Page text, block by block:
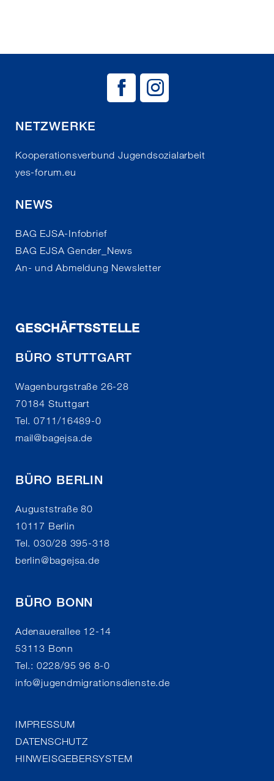
NETZWERKE
Kooperationsverbund Jugendsozialarbeit
yes-forum.eu
NEWS
BAG EJSA-Infobrief
BAG EJSA Gender_News
An- und Abmeldung Newsletter
BAG EJSA
GESCHÄFTSSTELLE
BÜRO STUTTGART
Wagenburgstraße 26-28
70184 Stuttgart
Tel. 0711/16489-0
mail@bagejsa.de
BÜRO BERLIN
Auguststraße 80
10117 Berlin
Tel. 030/28 395-318
berlin@bagejsa.de
BÜRO BONN
Adenauerallee 12-14
53113 Bonn
Tel.: 0228/95 96 8-0
info@jugendmigrationsdienste.de
IMPRESSUM
DATENSCHUTZ
HINWEISGEBERSYSTEM